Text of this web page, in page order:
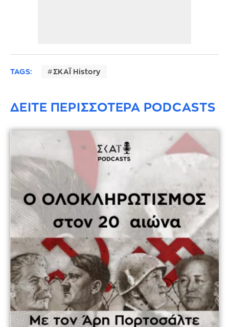
TAGS: ΣΚΑΪ History
ΔΕΙΤΕ ΠΕΡΙΣΣΟΤΕΡΑ PODCASTS